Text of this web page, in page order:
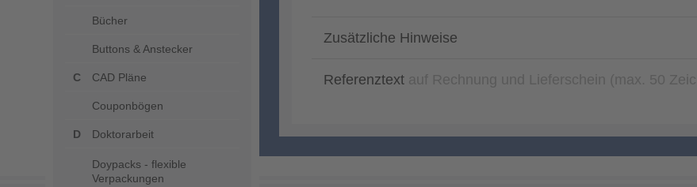
Bücher
Buttons & Anstecker
CAD Pläne
Couponbögen
Doktorarbeit
Doypacks - flexible
Verpackungen
Zusätzliche Hinweise
Referenztext